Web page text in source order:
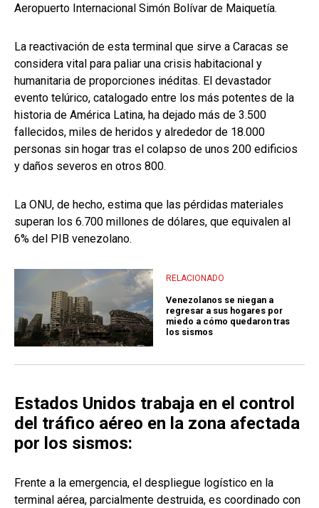
Aeropuerto Internacional Simón Bolívar de Maiquetía.
La reactivación de esta terminal que sirve a Caracas se
considera vital para paliar una crisis habitacional y
humanitaria de proporciones inéditas. El devastador
evento telúrico, catalogado entre los más potentes de la
historia de América Latina, ha dejado más de 3.500
fallecidos, miles de heridos y alrededor de 18.000
personas sin hogar tras el colapso de unos 200 edificios
y daños severos en otros 800.
La ONU, de hecho, estima que las pérdidas materiales
superan los 6.700 millones de dólares, que equivalen al
6% del PIB venezolano.
RELACIONADO
Venezolanos se niegan a
regresar a sus hogares por
miedo a cómo quedaron tras
los sismos
Estados Unidos trabaja en el control
del tráfico aéreo en la zona afectada
por los sismos:
Frente a la emergencia, el despliegue logístico en la
terminal aérea, parcialmente destruida, es coordinado con